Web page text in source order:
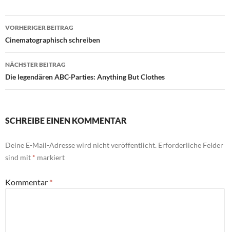
Beitragsnavigation
VORHERIGER BEITRAG
Cinematographisch schreiben
NÄCHSTER BEITRAG
Die legendären ABC-Parties: Anything But Clothes
SCHREIBE EINEN KOMMENTAR
Deine E-Mail-Adresse wird nicht veröffentlicht. Erforderliche Felder
sind mit * markiert
Kommentar *